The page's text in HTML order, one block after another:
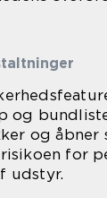
og
og åbner
for
udstyr.